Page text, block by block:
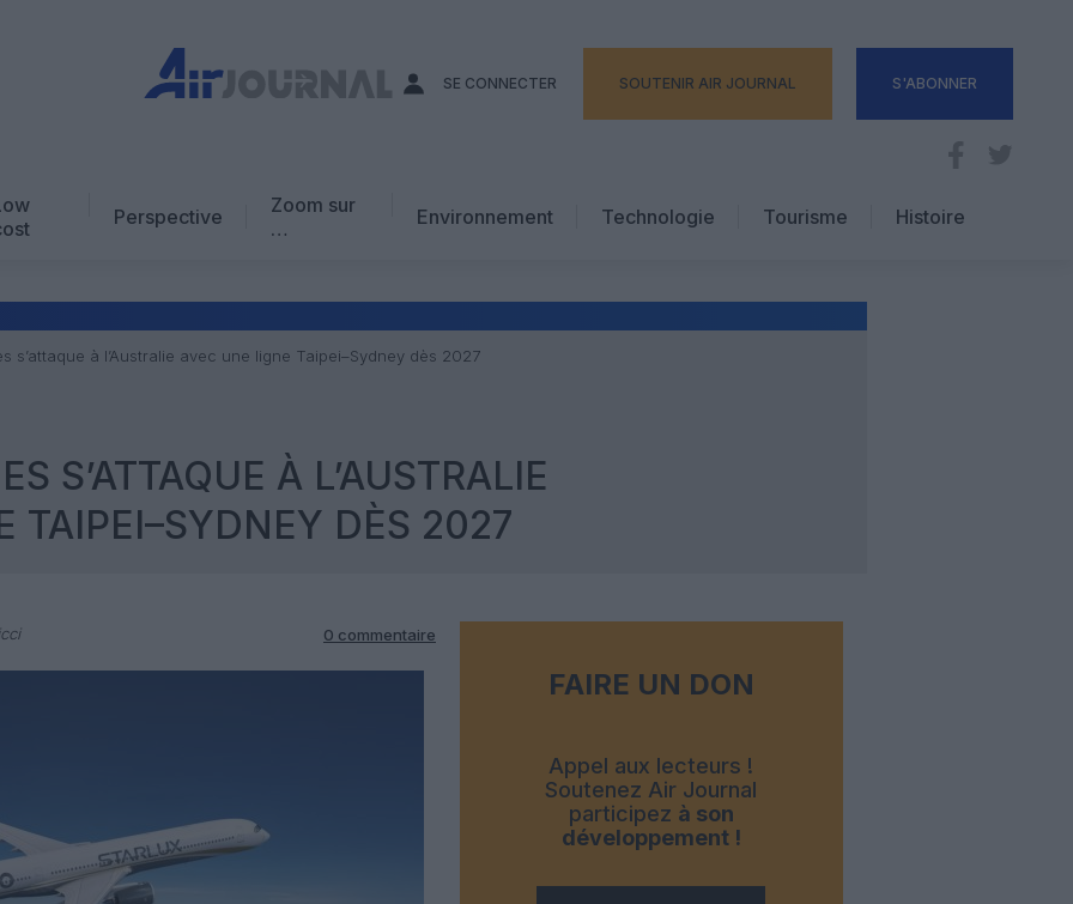
SE CONNECTER SOUTENIR AIR JOURNAL S'ABONNER
Perspective
Zoom sur
…
Avis d’expert
Environnement Technologie
Tourisme
Hôtellerie
Histoire
s’attaque à l’Australie avec une ligne Taipei–Sydney dès 2027
S’ATTAQUE À L’AUSTRALIE
TAIPEI–SYDNEY DÈS 2027
0 commentaire
FAIRE UN DON
Appel aux lecteurs !
Soutenez Air Journal
participez à son
développement !